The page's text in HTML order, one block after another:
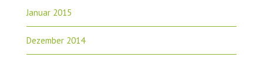
Januar 2015
Dezember 2014